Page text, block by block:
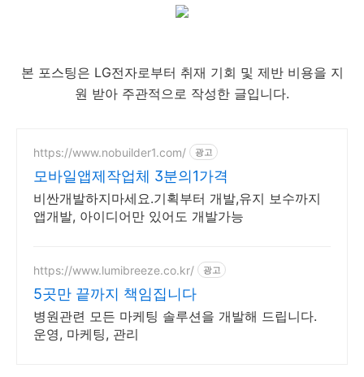
본 포스팅은 LG전자로부터 취재 기회 및 제반 비용을 지
원 받아 주관적으로 작성한 글입니다.
https://www.nobuilder1.com/ 광고
모바일앱제작업체 3분의1가격
비싼개발하지마세요.기획부터 개발,유지 보수까지
앱개발, 아이디어만 있어도 개발가능
https://www.lumibreeze.co.kr/ 광고
5곳만 끝까지 책임집니다
병원관련 모든 마케팅 솔루션을 개발해 드립니다.
운영, 마케팅, 관리